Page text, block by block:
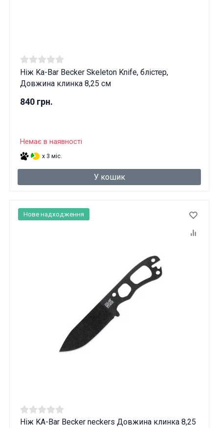
Ніж Ka-Bar Becker Skeleton Knife, блістер,
Довжина клинка 8,25 см
840 грн.
Немає в наявності
x 3 міс.
У кошик
Ніж KA-Bar Becker neckers Довжина клинка 8,25
Нове надходження